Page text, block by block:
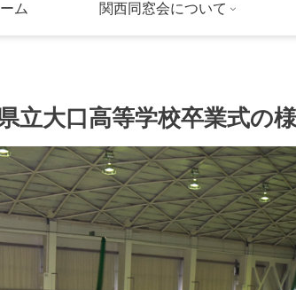
ム 関西同窓会について
立大口高等学校卒業式の